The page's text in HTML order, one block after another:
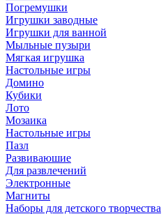
Погремушки
Игрушки заводные
Игрушки для ванной
Мыльные пузыри
Мягкая игрушка
Настольные игры
Домино
Кубики
Лото
Мозаика
Настольные игры
Пазл
Развиваюшие
Для развлечений
Электронные
Магниты
Наборы для детского творчества